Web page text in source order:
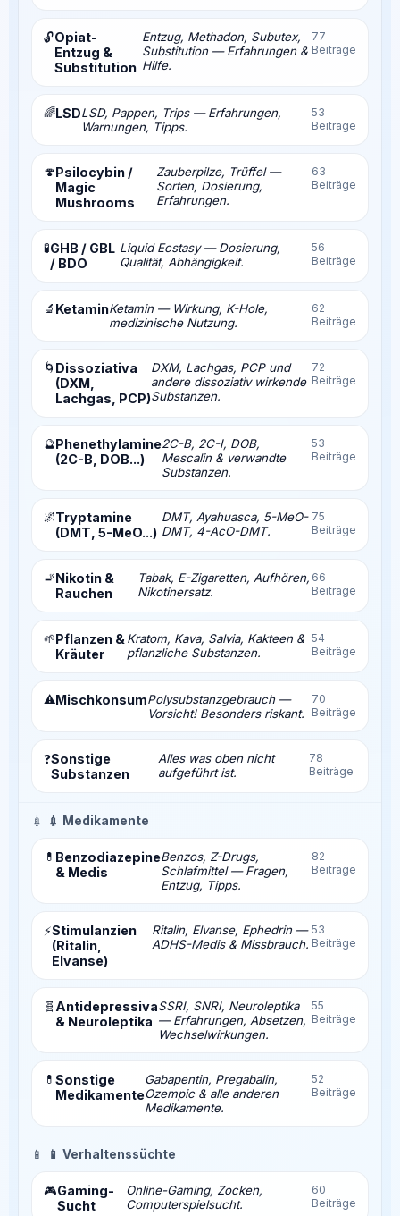
🔓Opiat-
Entzug &
Substitution
Entzug, Methadon, Subutex,
Substitution — Erfahrungen &
Hilfe.
77
Beiträge
🌈LSDLSD, Pappen, Trips — Erfahrungen,
Warnungen, Tipps.
53
Beiträge
🍄Psilocybin /
Magic
Mushrooms
Zauberpilze, Trüffel —
Sorten, Dosierung,
Erfahrungen.
63
Beiträge
🧪GHB / GBL
/ BDO
Liquid Ecstasy — Dosierung,
Qualität, Abhängigkeit.
56
Beiträge
🔬 KetaminKetamin — Wirkung, K-Hole,
medizinische Nutzung.
62
Beiträge
🌀 Dissoziativa
(DXM,
Lachgas, PCP)
DXM, Lachgas, PCP und
andere dissoziativ wirkende
Substanzen.
72
Beiträge
🔮Phenethylamine
(2C-B, DOB...)
2C-B, 2C-I, DOB,
Mescalin & verwandte
Substanzen.
53
Beiträge
🌌Tryptamine
(DMT, 5-MeO...)
DMT, Ayahuasca, 5-MeO-
DMT, 4-AcO-DMT.
75
Beiträge
🚬Nikotin &
Rauchen
Tabak, E-Zigaretten, Aufhören,
Nikotinersatz.
66
Beiträge
🌱Pflanzen &
Kräuter
Kratom, Kava, Salvia, Kakteen &
pflanzliche Substanzen.
54
Beiträge
⚠️MischkonsumPolysubstanzgebrauch —
Vorsicht! Besonders riskant.
70
Beiträge
❓Sonstige
Substanzen
Alles was oben nicht
aufgeführt ist.
78
Beiträge
💉 💉 Medikamente
💊 Benzodiazepine
& Medis
Benzos, Z-Drugs,
Schlafmittel — Fragen,
Entzug, Tipps.
82
Beiträge
⚡Stimulanzien
(Ritalin,
Elvanse)
Ritalin, Elvanse, Ephedrin —
ADHS-Medis & Missbrauch.
53
Beiträge
🧬 Antidepressiva
& Neuroleptika
SSRI, SNRI, Neuroleptika
— Erfahrungen, Absetzen,
Wechselwirkungen.
55
Beiträge
💊 Sonstige
Medikamente
Gabapentin, Pregabalin,
Ozempic & alle anderen
Medikamente.
52
Beiträge
📱 📱 Verhaltenssüchte
🎮Gaming-
Sucht
Online-Gaming, Zocken,
Computerspielsucht.
60
Beiträge